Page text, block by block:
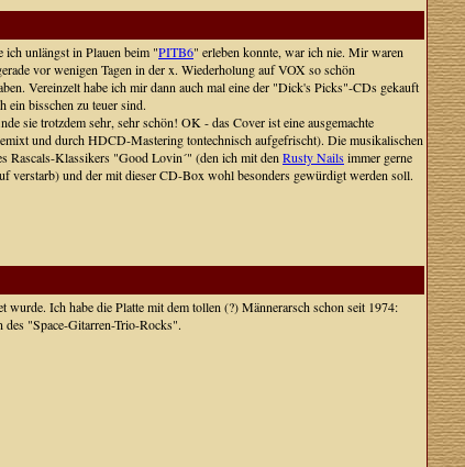
ich unlängst in Plauen beim "PITB6" erleben konnte, war ich nie. Mir waren
vor wenigen Tagen in der x. Wiederholung auf VOX so schön
Vereinzelt habe ich mir dann auch mal eine der "Dick's Picks"-CDs gekauft
bisschen zu teuer sind.
sie trotzdem sehr, sehr schön! OK - das Cover ist eine ausgemachte
und durch HDCD-Mastering tontechnisch aufgefrischt). Die musikalischen
Klassikers "Good Lovin´" (den ich mit den Rusty Nailsimmer gerne
verstarb) und der mit dieser CD-Box wohl besonders gewürdigt werden soll.
Ich habe die Platte mit dem tollen (?) Männerarsch schon seit 1974:
"Space-Gitarren-Trio-Rocks".